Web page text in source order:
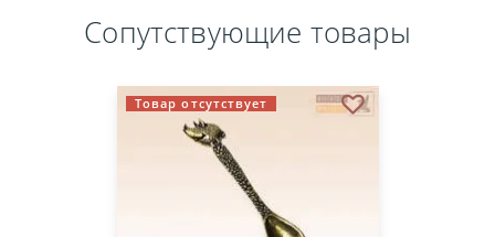
Сопутствующие товары
Товар отсутствует